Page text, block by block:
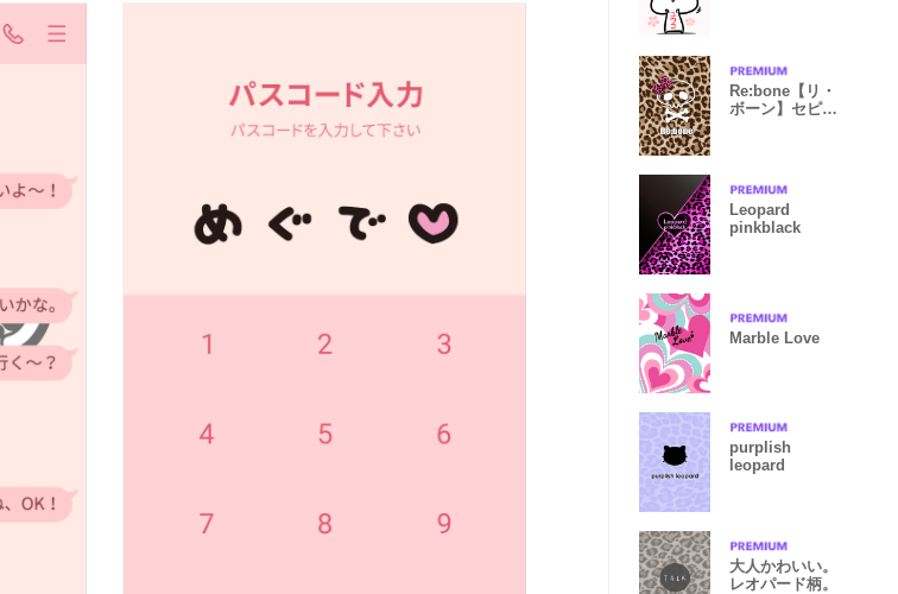
Re:bone【リ・
ボーン】セピア
Leopard
pinkblack
Marble Love
purplish
leopard
大人かわいい。
レオパード柄。